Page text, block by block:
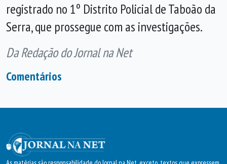
registrado no 1º Distrito Policial de Taboão da
Serra, que prossegue com as investigações.
Da Redação do Jornal na Net
Comentários